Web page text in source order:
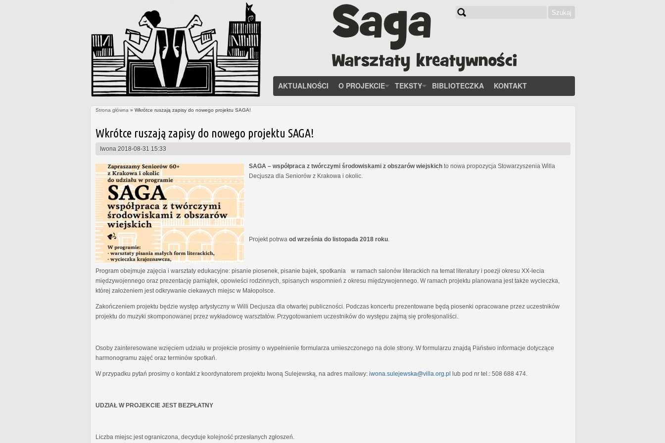
Szukaj
AKTUALNOŚCI O PROJEKCIE TEKSTY BIBLIOTECZKA KONTAKT
Strona główna » Wkrótce ruszają zapisy do nowego projektu SAGA!
Wkrótce ruszają zapisy do nowego projektu SAGA!
Iwona 2018-08-31 15:33
SAGA – współpraca z twórczymi środowiskami z obszarów wiejskich to nowa propozycja Stowarzyszenia Willa
Decjusza dla Seniorów z Krakowa i okolic.
Projekt potrwa od września do listopada 2018 roku
Program obejmuje zajęcia i warsztaty edukacyjne: pisanie piosenek, pisanie bajek, spotkania w ramach salonów literackich na temat literatury i poezji okresu XX-lecia
międzywojennego oraz prezentację pamiątek, opowieści rodzinnych, spisanych wspomnień z okresu międzywojennego. W ramach projektu planowana jest także wycieczka,
której założeniem jest odkrywanie ciekawych miejsc w Małopolsce.
Zakończeniem projektu będzie występ artystyczny w Willi Decjusza dla otwartej publiczności. Podczas koncertu prezentowane będą piosenki opracowane przez uczestników
projektu do muzyki skomponowanej przez wykładowcę warsztatów. Przygotowaniem uczestników do występu zajmą się profesjonaliści.
Osoby zainteresowane wzięciem udziału w projekcie prosimy o wypełnienie formularza umieszczonego na dole strony. W formularzu znajdą Państwo informacje dotyczące
harmonogramu zajęć oraz terminów spotkań.
W przypadku pytań prosimy o kontakt z koordynatorem projektu Iwoną Sulejewską, na adres mailowy: iwona.sulejewska@villa.org.pl lub pod nr tel.: 508 688 474.
UDZIAŁ W PROJEKCIE JEST BEZPŁATNY
Liczba miejsc jest ograniczona, decyduje kolejność przesłanych zgłoszeń.